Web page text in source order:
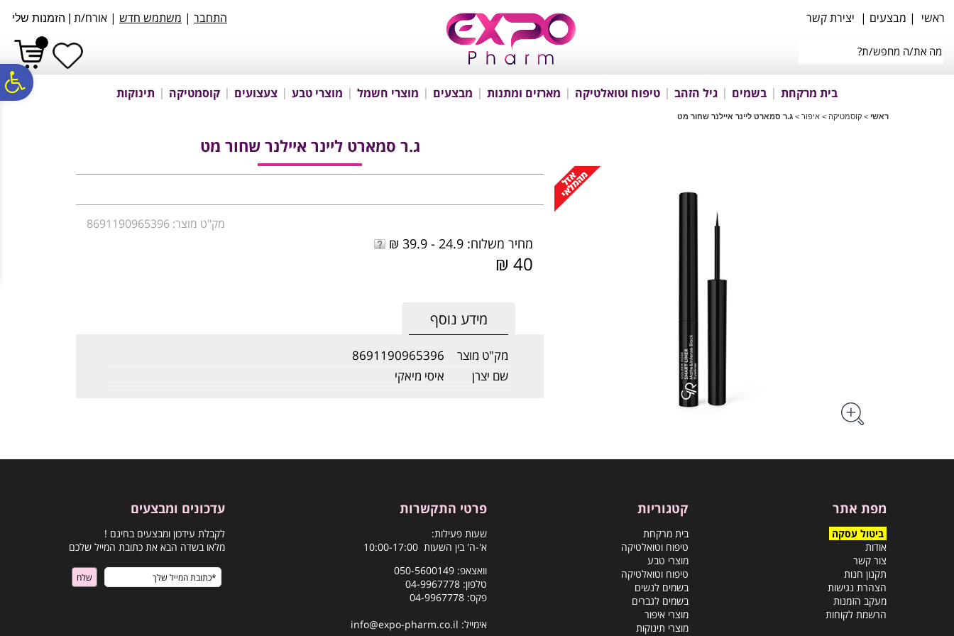
נגישות
אתר
המרכזי
ראשי | מבצעים | יצירת קשר התחבר | משתמש חדש | אורח/ת הזמנות שלי
בית מרקחת בשמים גיל הזהב טיפוח וטואלטיקה מארזים ומתנות מבצעים מוצרי חשמל מוצרי טבע צעצועים קוסמטיקה תינוקות
ראשי > קוסמטיקה > איפור > ג.ר סמארט ליינר איילנר שחור מט
ג.ר סמארט ליינר איילנר שחור מט
מק"ט מוצר: 8691190965396
מחיר משלוח: 24.9 - 39.9 ₪
40 ₪
מידע נוסף
מק"ט מוצר
8691190965396
שם יצרן
איסי מיאקי
מפת אתר
ביטול עסקה
אודות
צור קשר
תקנון חנות
הצהרת נגישות
מעקב הזמנות
הרשמת לקוחות
קטגוריות
בית מרקחת
טיפוח וטואלטיקה
מוצרי טבע
טיפוח וטואלטיקה
בשמים לנשים
בשמים לגברים
מוצרי איפור
מוצרי תינוקות
פרטי התקשרות
שעות פעילות:
א'-ה' בין השעות 10:00-17:00
וואצאפ: 050-5600149
טלפון: 04-9967778
פקס: 04-9967778
אימייל: info@expo-pharm.co.il
עדכונים ומבצעים
לקבלת עידכון ומבצעים בחינם !
מלאו בשדה הבא את כתובת המייל שלכם